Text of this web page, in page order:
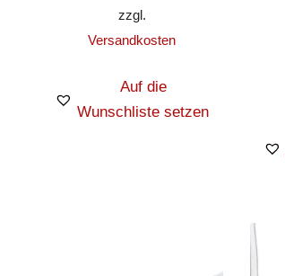
zzgl.
Versandkosten
Auf die
Wunschliste setzen